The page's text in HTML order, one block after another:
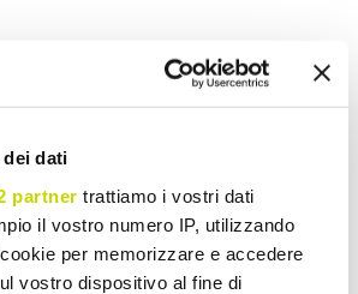
dei dati
partner trattiamo i vostri dati
il vostro numero IP, utilizzando
per memorizzare e accedere
vostro dispositivo al fine di
Print
Modern Ceiling Lights